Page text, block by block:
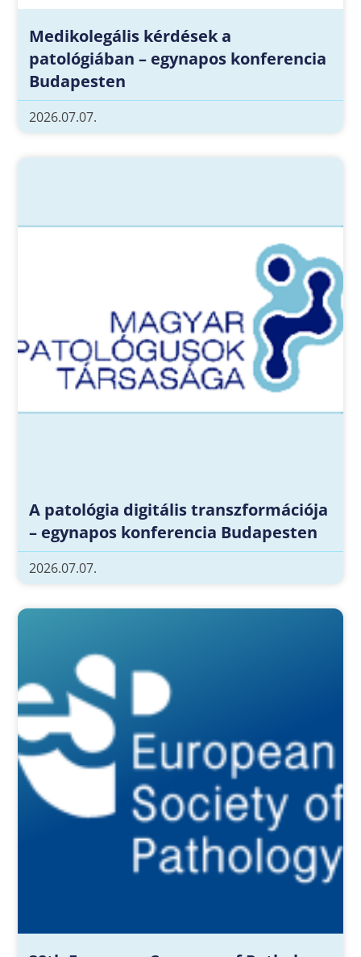
Medikolegális kérdések a
patológiában – egynapos konferencia
Budapesten
2026.07.07.
A patológia digitális transzformációja
– egynapos konferencia Budapesten
2026.07.07.